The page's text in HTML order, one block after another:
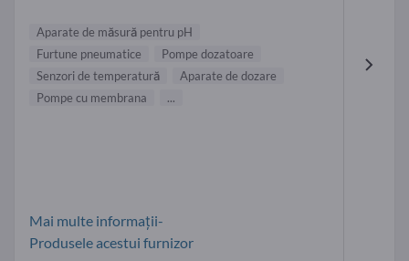
Aparate de măsură pentru pH
Furtune pneumatice
Pompe dozatoare
Senzori de temperatură
Aparate de dozare
Pompe cu membrana
...
Mai multe informații-
Produsele acestui furnizor